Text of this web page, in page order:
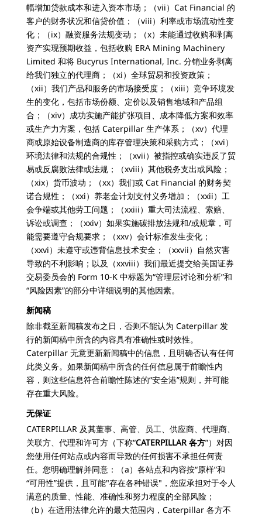
幅增加贷款成本和进入资本市场；（vii）Cat Financial 的
客户的财务状况和信贷价值；（viii）利率或市场流动性变
化；（ix）融资服务法规变动；（x）未能通过收购和剥离
资产实现预期收益，包括收购 ERA Mining Machinery
Limited 和将 Bucyrus International, Inc. 分销业务剥离
给我们独立的代理商；（xi）全球贸易和投资政策；
（xii）我们产品和服务的市场接受度；（xiii）竞争环境发
生的变化，包括市场份额、定价以及销售地域和产品组
合；（xiv）成功实施产能扩张项目、成本降低方案和效率
或生产力方案，包括 Caterpillar 生产体系；（xv）代理
商或原始设备制造商的库存管理决策和采购方式；（xvi）
环境法律和法规的合规性；（xvii）被指控或确实违反了贸
易或反腐败法律或法规；（xviii）其他税务支出或风险；
（xix）货币波动；（xx）我们或 Cat Financial 的财务契
诺合规性；（xxi）养老金计划支付义务增加；（xxii）工
会争端或其他劳工问题；（xxiii）重大司法流程、索赔、
诉讼或调查；（xxiv）如果实施碳排放法规和/或规章，可
能需要遵守合规要求；（xxv）会计标准发生变化；
（xxvi）未遵守或违背信息技术安全；（xxvii）自然灾害
导致的不利影响；以及（xxviii）我们最近提交给美国证券
交易委员会的 Form 10-K 中标题为“管理层讨论和分析”和
“风险因素”的部分中详细说明的其他因素。
新闻稿
除非截至新闻稿发布之日，否则不能认为 Caterpillar 发
行的新闻稿中所含的内容具有准确性或时效性。
Caterpillar 无意更新新闻稿中的信息，且明确否认有任何
此类义务。如果新闻稿中所含的任何信息属于前瞻性内
容，则这些信息符合前瞻性陈述的“安全港”规则，并可能
存在重大风险。
无保证
CATERPILLAR 及其董事、高管、员工、供应商、代理商、
关联方、代理和许可方（下称“CATERPILLAR 各方”）对因
您使用任何站点或内容而导致的任何损害不承担任何责
任。您明确理解并同意：（a）各站点和内容按“原样”和
“可用性”提供，且可能"存在各种错误"，您应承担对于令人
满意的质量、性能、准确性和努力程度的全部风险；
（b）在适用法律允许的最大范围内，Caterpillar 各方不